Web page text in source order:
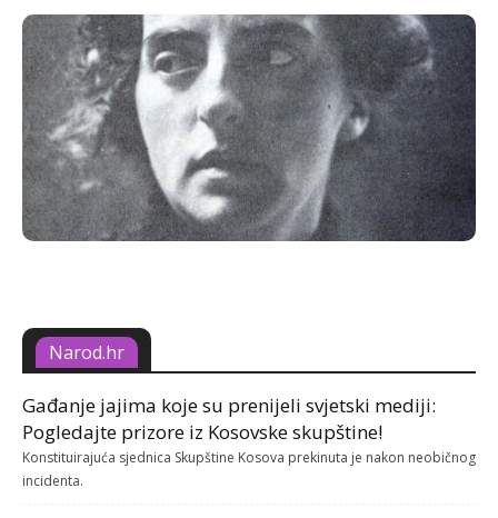
Narod.hr
Gađanje jajima koje su prenijeli svjetski mediji:
Pogledajte prizore iz Kosovske skupštine!
Konstituirajuća sjednica Skupštine Kosova prekinuta je nakon neobičnog
incidenta.